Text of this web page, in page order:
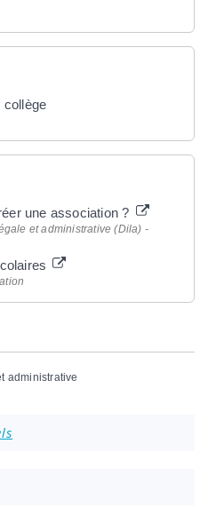
collège
une association ?
et administrative (Dila) -
administrative